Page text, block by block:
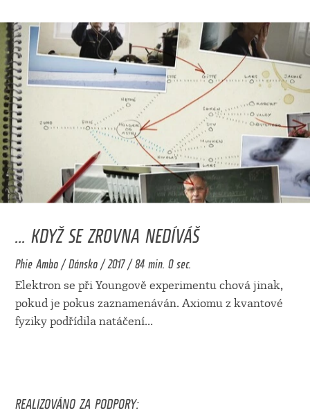
... KDYŽ SE ZROVNA NEDÍVÁŠ
Phie Ambo / Dánsko / 2017 / 84 min. 0 sec.
Elektron se při Youngově experimentu chová jinak,
pokud je pokus zaznamenáván. Axiomu z kvantové
fyziky podřídila natáčení...
REALIZOVÁNO ZA PODPORY: